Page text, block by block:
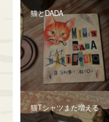
猫とDADA
猫Tシャツまた増える